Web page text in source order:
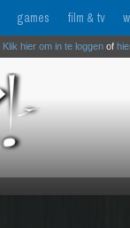
games film & tv
Klik hier om in te loggen of